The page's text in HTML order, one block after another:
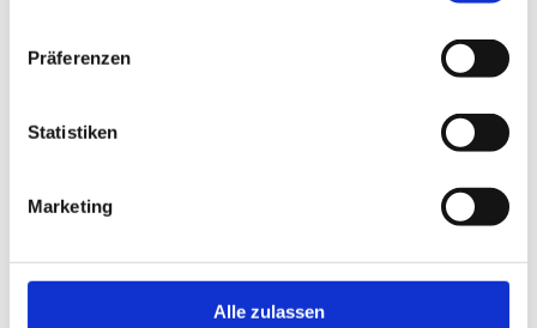
Präferenzen
Statistiken
Marketing
Alle zulassen
Ayurveda(6)
Beinmuskulatur
Besinnlichkeit
Bewusstsein(2)